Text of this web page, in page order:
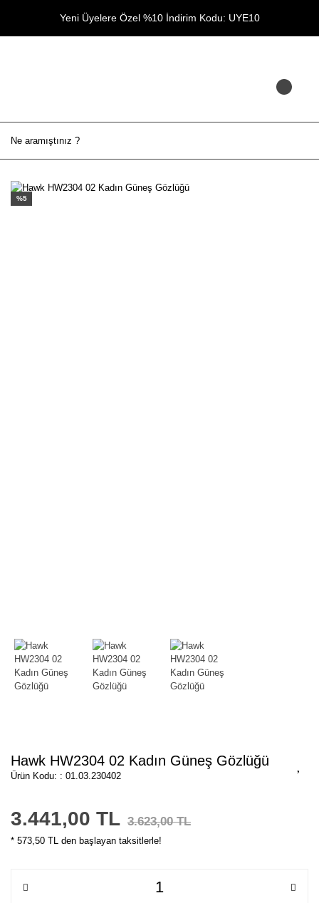
Yeni Üyelere Özel %10 İndirim Kodu: UYE10
%5
Hawk HW2304 02 Kadın Güneş Gözlüğü
Ürün Kodu: : 01.03.230402
3.441,00 TL 3.623,00 TL
* 573,50 TL den başlayan taksitlerle!